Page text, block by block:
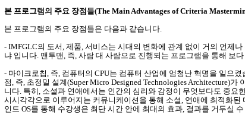
본 프로그램의 주요 장점들(The Main Advantages of Criteria
본 프로그램의 주요 장점들은 다음과 같습니다.
- IMFGLC의 도서, 제품, 서비스는 시대의 변화에 관계 없이 거의 언제
냐 입니다. 맨투맨, 즉, 사람 대 사람으로 진행되는 프로그램을 통해 보
- 마이크로칩, 즉, 컴퓨터의 CPU는 컴퓨터 산업에 엄청난 혁명을 일으
점, 즉, 초정밀 설계(Super Micro Designed Technologies Architecture)
니다. 특히, 소셜과 연애에서는 인간의 심리와 감정이 무엇보다도 중
시시각각으로 이루어지는 커뮤니케이션을 통해 소셜, 연애에 최적화된
인드 OS를 통해 수강생은 최단 시간 안에 최대의 효과, 결과를 거두실 수